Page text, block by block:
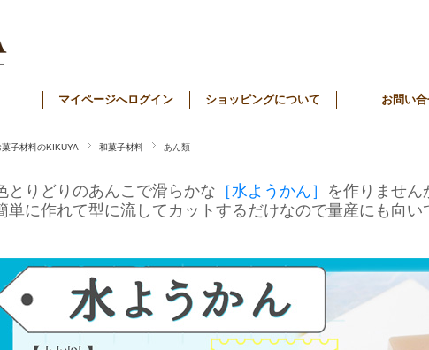
マイページへログイン ショッピングについて お問い
菓子材料のKIKUYA 和菓子材料 あん類
とりどりのあんこで滑らかな ［水ようかん］ を作りません
単に作れて型に流してカットするだけなので量産にも向い